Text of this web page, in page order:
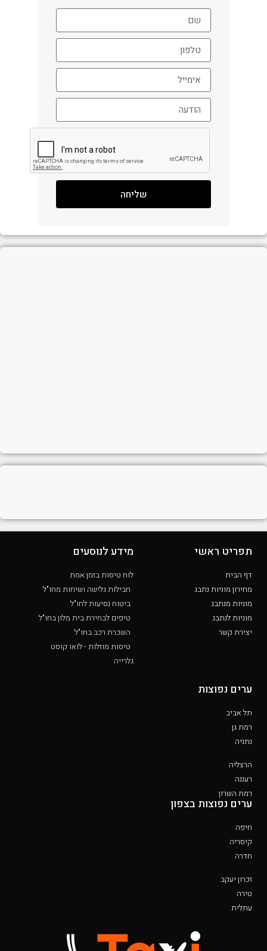
שליחה
תפריט ראשי
דף הבית
מחירון מוניות נתבג
מוניות מנתבג
מוניות לנתבג
יצירת קשר
מידע לנוסעים
לוח טיסות בזמן אמת
חבילות גלישה ושיחות מחו"ל
ביטוח נסיעות לחו"ל
טיפים לבחירת בית מלון בחו"ל
השכרת רכב בחו"ל
טיסות מוזלות - לואו קוסט
גלרייה
ערים נפוצות
תל אביב
רמת גן
נתניה
הרצליה
רעננה
רמת השרון
ערים נפוצות בצפון
חיפה
קיסריה
חדרה
זכרון יעקב
טירה
עתלית